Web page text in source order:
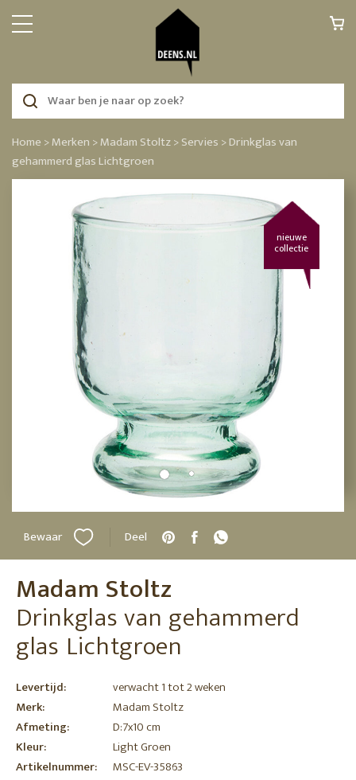
Home >Merken >Madam Stoltz >Servies >Drinkglas van
gehammerd glas Lichtgroen
nieuwe
collectie
Bewaar Deel
Madam Stoltz
Drinkglas van gehammerd
glas Lichtgroen
Levertijd:
verwacht 1 tot 2 weken
Merk:
Madam Stoltz
Afmeting:
D:7x10 cm
Kleur:
Light Groen
Artikelnummer:
MSC-EV-35863